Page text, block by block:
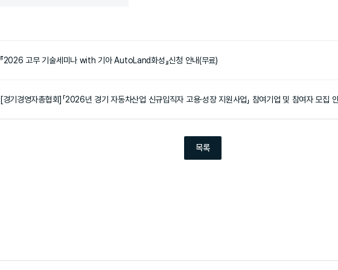
『2026 고무 기술세미나 with 기아 AutoLand화성』신청 안내(무료)
[경기경영자총협회]「︎2026년 경기 자동차산업 신규입직자 고용·성장 지원사업」︎ 참여기업 및 참여자 모집
목록